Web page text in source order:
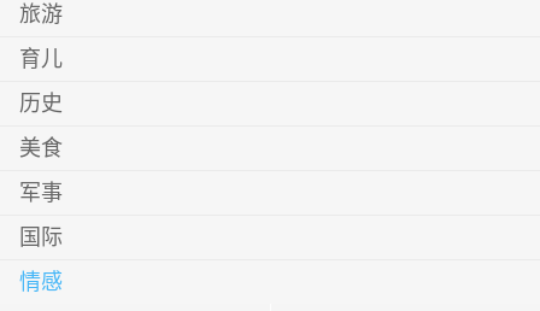
旅游
育儿
历史
美食
军事
国际
情感